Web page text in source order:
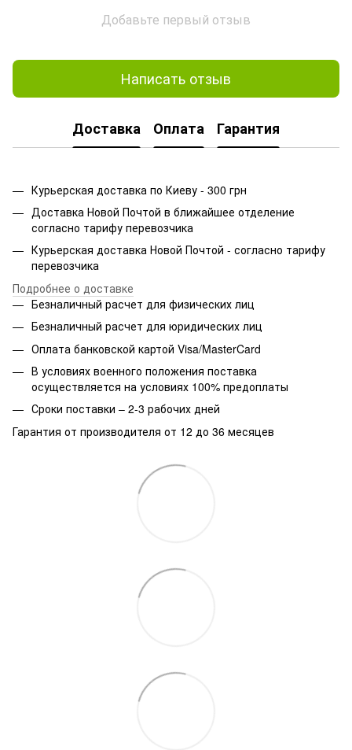
Добавьте первый отзыв
Написать отзыв
Доставка Оплата Гарантия
Курьерская доставка по Киеву - 300 грн
Доставка Новой Почтой в ближайшее отделение
согласно тарифу перевозчика
Курьерская доставка Новой Почтой - согласно тарифу
перевозчика
Подробнее о доставке
Безналичный расчет для физических лиц
Безналичный расчет для юридических лиц
Оплата банковской картой Visa/MasterCard
В условиях военного положения поставка
осуществляется на условиях 100% предоплаты
Сроки поставки – 2-3 рабочих дней
Гарантия от производителя от 12 до 36 месяцев